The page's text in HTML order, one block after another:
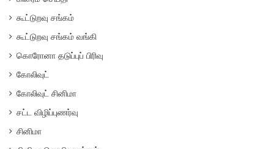
கூட்டுறவு சங்கம்
கூட்டுறவு சங்கம் வங்கி
கொரோனா தடுப்புப் பிரிவு
கோலிவுட்
கோலிவுட் சினிமா
சட்ட விழிப்புணர்வு
சினிமா